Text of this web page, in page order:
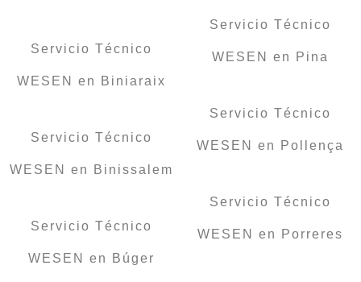
Servicio Técnico
WESEN en Biniaraix
Servicio Técnico
WESEN en Binissalem
Servicio Técnico
WESEN en Búger
Servicio Técnico
WESEN en Pina
Servicio Técnico
WESEN en Pollença
Servicio Técnico
WESEN en Porreres